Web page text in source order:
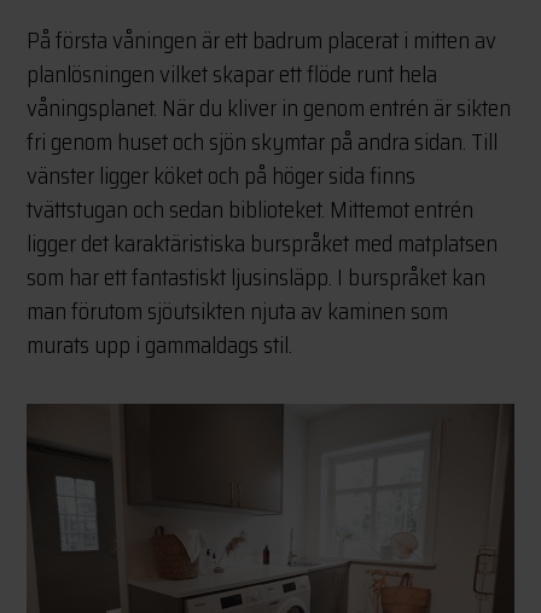
På första våningen är ett badrum placerat i mitten av
planlösningen vilket skapar ett flöde runt hela
våningsplanet. När du kliver in genom entrén är sikten
fri genom huset och sjön skymtar på andra sidan. Till
vänster ligger köket och på höger sida finns
tvättstugan och sedan biblioteket. Mittemot entrén
ligger det karaktäristiska burspråket med matplatsen
som har ett fantastiskt ljusinsläpp. I burspråket kan
man förutom sjöutsikten njuta av kaminen som
murats upp i gammaldags stil.